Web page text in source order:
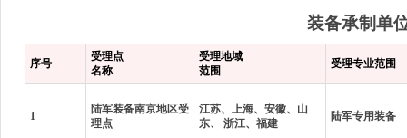
装备承制单
序号
受理点
名称
受理地域
范围
受理专业范围
1
陆军装备南京地区受
理点
江苏、上海、安徽、山
东、
浙江、福建
陆军专用装备